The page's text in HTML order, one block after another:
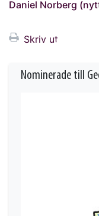
Daniel Norberg
Skriv ut
Nominerade till